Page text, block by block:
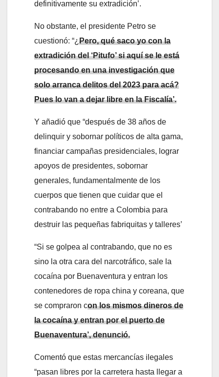
definitivamente su extradición’.
No obstante, el presidente Petro se
cuestionó: “¿ Pero, qué saco yo con la
extradición del ‘Pitufo’ si aquí se le está
procesando en una investigación que
solo arranca delitos del 2023 para acá?
Pues lo van a dejar libre en la Fiscalía’.
Y añadió que “después de 38 años de
delinquir y sobornar políticos de alta gama,
financiar campañas presidenciales, lograr
apoyos de presidentes, sobornar
generales, fundamentalmente de los
cuerpos que tienen que cuidar que el
contrabando no entre a Colombia para
destruir las pequeñas fabriquitas y talleres’
“Si se golpea al contrabando, que no es
sino la otra cara del narcotráfico, sale la
cocaína por Buenaventura y entran los
contenedores de ropa china y coreana, que
se compraron con los mismos dineros de
la cocaína y entran por elpuertode
Buenaventura’, denunció.
Comentó que estas mercancías ilegales
“pasan libres por la carretera hasta llegar a